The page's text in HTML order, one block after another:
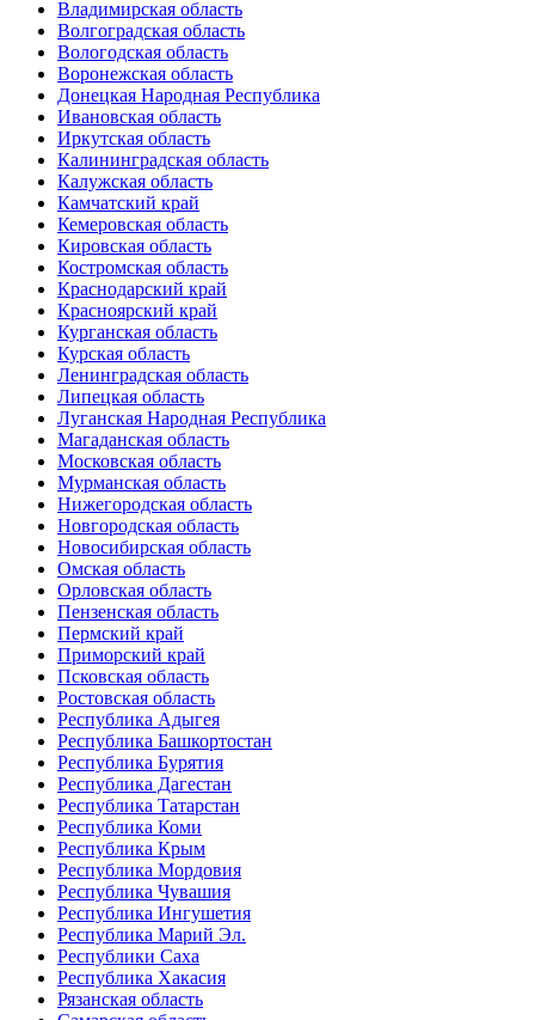
Владимирская область
Волгоградская область
Вологодская область
Воронежская область
Донецкая Народная Республика
Ивановская область
Иркутская область
Калининградская область
Калужская область
Камчатский край
Кемеровская область
Кировская область
Костромская область
Краснодарский край
Красноярский край
Курганская область
Курская область
Ленинградская область
Липецкая область
Луганская Народная Республика
Магаданская область
Московская область
Мурманская область
Нижегородская область
Новгородская область
Новосибирская область
Омская область
Орловская область
Пензенская область
Пермский край
Приморский край
Псковская область
Ростовская область
Республика Адыгея
Республика Башкортостан
Республика Бурятия
Республика Дагестан
Республика Татарстан
Республика Коми
Республика Крым
Республика Мордовия
Республика Чувашия
Республика Ингушетия
Республика Марий Эл.
Республики Саха
Республика Хакасия
Рязанская область